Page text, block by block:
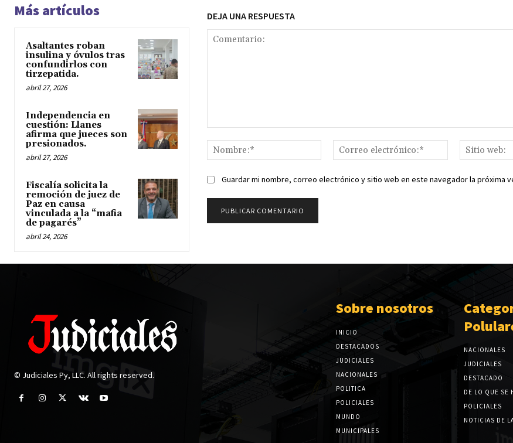
Más artículos
Asaltantes roban
insulina y óvulos tras
confundirlos con
tirzepatida.
abril 27, 2026
Independencia en
cuestión: Llanes
afirma que jueces son
presionados.
abril 27, 2026
Fiscalía solicita la
remoción de juez de
Paz en causa
vinculada a la “mafia
de pagarés”
abril 24, 2026
DEJA UNA RESPUESTA
Nombre:*
Correo
electrónico:*
Guardar mi nombre, correo electrónico y sitio web en este navegador la próxima
© Judiciales Py, LLC. All rights reserved.
Sobre nosotros
INICIO
DESTACADOS
JUDICIALES
NACIONALES
POLITICA
POLICIALES
MUNDO
MUNICIPALES
NACIONALES
JUDICIALES
DESTACADO
DE LO QUE SE
POLICIALES
NOTICIAS DE